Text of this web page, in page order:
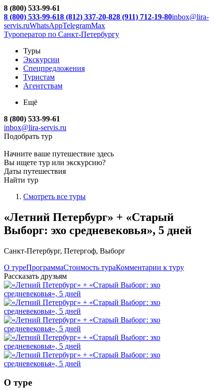
8 (800) 533-99-61
8 (800) 533-99-618 (812) 337-20-828 (911) 712-19-80inbox@lira-
servis.ruWhatsAppTelegramMax
Туроператор по Санкт-Петербургу
Туры
Экскурсии
Спецпредложения
Туристам
Агентствам
Ещё
8 (800) 533-99-61
inbox@lira-servis.ru
Подобрать тур
Начните ваше путешествие здесь
Вы ищете тур или экскурсию?
Даты путешествия
Найти тур
Смотреть все туры
«Летний Петербург» + «Старый
Выборг: эхо средневековья», 5 дней
Санкт-Петербург, Петергоф, Выборг
О туреПрограммаСтоимость тураКомментарии к туру
Рассказать друзьям
О туре